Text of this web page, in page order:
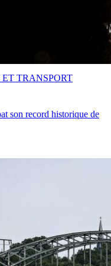
son record historique de
TRANSPORT